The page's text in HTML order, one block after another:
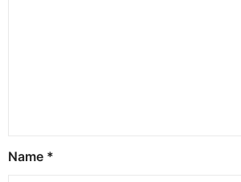
Name *